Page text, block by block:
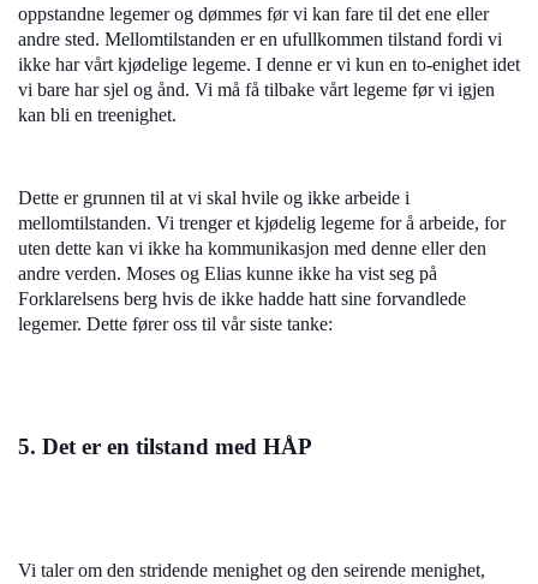
oppstandne legemer og dømmes før vi kan fare til det ene eller
andre sted. Mellomtilstanden er en ufullkommen tilstand fordi vi
ikke har vårt kjødelige legeme. I denne er vi kun en to-enighet idet
vi bare har sjel og ånd. Vi må få tilbake vårt legeme før vi igjen
kan bli en treenighet.
Dette er grunnen til at vi skal hvile og ikke arbeide i
mellomtilstanden. Vi trenger et kjødelig legeme for å arbeide, for
uten dette kan vi ikke ha kommunikasjon med denne eller den
andre verden. Moses og Elias kunne ikke ha vist seg på
Forklarelsens berg hvis de ikke hadde hatt sine forvandlede
legemer. Dette fører oss til vår siste tanke:
5. Det er en tilstand med HÅP
Vi taler om den stridende menighet og den seirende menighet,